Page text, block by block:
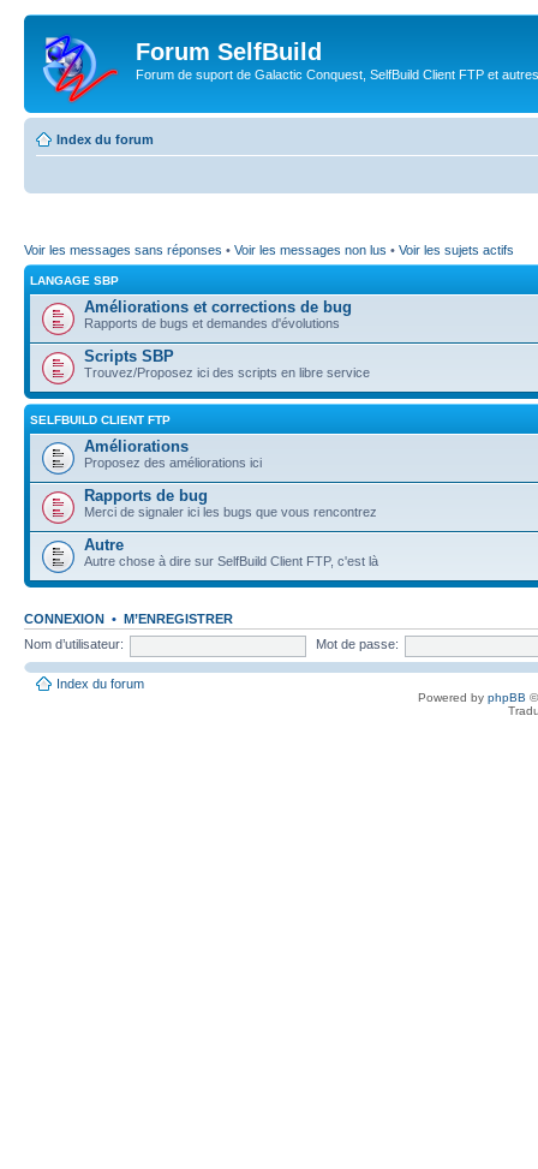
Forum SelfBuild
Forum de suport de Galactic Conquest, SelfBuild Client FTP et
Index du forum
Voir les messages sans réponses • Voir les messages non lus • Voir les sujets actifs
LANGAGE SBP
Améliorations et corrections de bug
Rapports de bugs et demandes d'évolutions
Scripts SBP
Trouvez/Proposez ici des scripts en libre service
SELFBUILD CLIENT FTP
Améliorations
Proposez des améliorations ici
Rapports de bug
Merci de signaler ici les bugs que vous rencontrez
Autre
Autre chose à dire sur SelfBuild Client FTP, c'est là
CONNEXION • M’ENREGISTRER
Nom d’utilisateur:
Mot de passe:
Index du forum
Powered by phpBB